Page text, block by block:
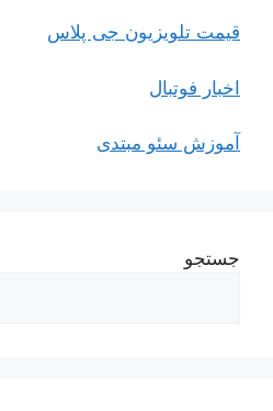
قیمت تلویزیون جی پلاس
اخبار فوتبال
آموزش سئو مبتدی
جستجو